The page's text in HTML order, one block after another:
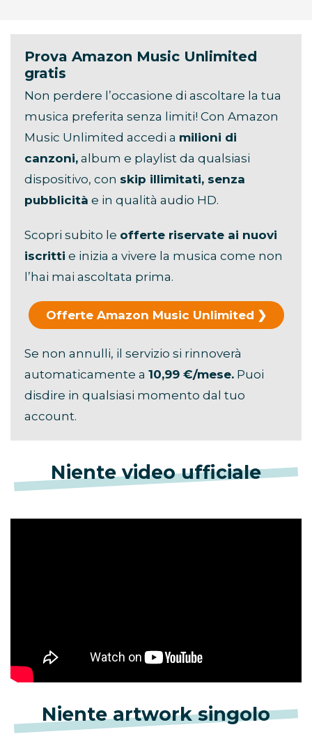
Prova Amazon Music Unlimited
gratis
Non perdere l’occasione di ascoltare la tua
musica preferita senza limiti! Con Amazon
Music Unlimited accedi a milioni di
canzoni, album e playlist da qualsiasi
dispositivo, con skip illimitati, senza
pubblicità e in qualità audio HD.
Scopri subito le offerte riservate ai nuovi
iscritti e inizia a vivere la musica come non
l’hai mai ascoltata prima.
Offerte Amazon Music Unlimited
Se non annulli, il servizio si rinnoverà
automaticamente a 10,99 €/mese. Puoi
disdire in qualsiasi momento dal tuo
account.
Niente video ufficiale
Niente artwork singolo